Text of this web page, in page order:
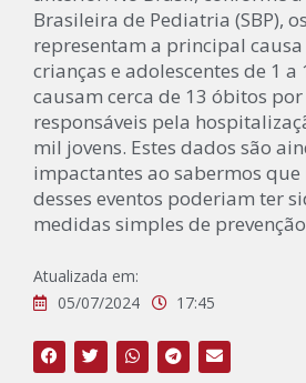
Brasileira de Pediatria (SBP),
representam a principal
crianças e adolescentes de 1 a
causam cerca de 13 óbitos
responsáveis pela
mil jovens. Estes dados são
impactantes ao sabermos que
desses eventos poderiam ter
medidas simples de
Atualizada em:
05/07/2024
17:45